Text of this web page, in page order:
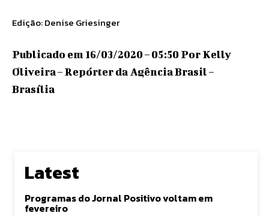
Edição: Denise Griesinger
Publicado em 16/03/2020 – 05:50 Por Kelly
Oliveira – Repórter da Agência Brasil –
Brasília
Latest
Programas do Jornal Positivo voltam em
fevereiro